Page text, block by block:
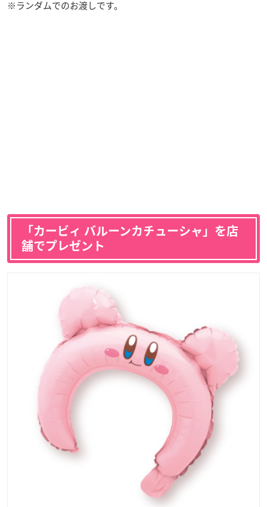
※ランダムでのお渡しです。
「カービィ バルーンカチューシャ」を店
舗でプレゼント